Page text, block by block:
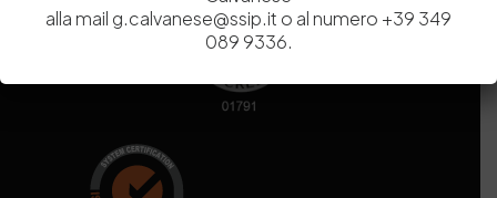
alla mail g.calvanese@ssip.it o al numero +39 349
089 9336.